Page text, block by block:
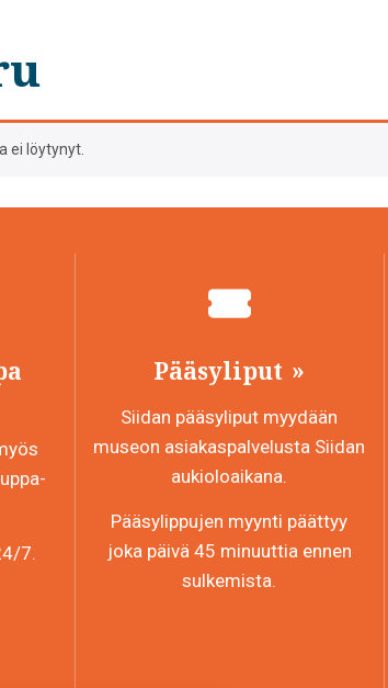
ei löytynyt.
7.
Pääsyliput
Siidan pääsyliput myydään
museon asiakaspalvelusta Siidan
aukioloaikana.
Pääsylippujen myynti päättyy
joka päivä 45 minuuttia ennen
sulkemista.